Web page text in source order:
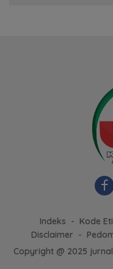
Indeks Kode
Disclaimer
Copyright @ 2025